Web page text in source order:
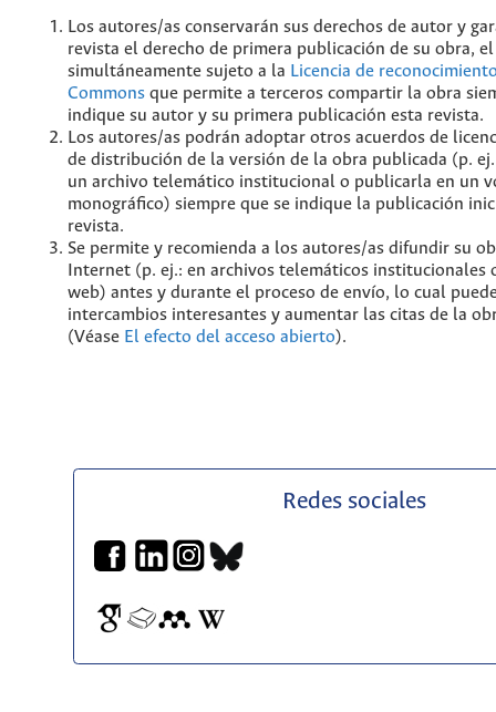
Los autores/as conservarán sus derechos de autor y
revista el derecho de primera publicación de su obra,
simultáneamente sujeto a la Licencia de
Commons que permite a terceros compartir la obra
indique su autor y su primera publicación esta revista.
Los autores/as podrán adoptar otros acuerdos de
de distribución de la versión de la obra publicada (p.
un archivo telemático institucional o publicarla en un
monográfico) siempre que se indique la publicación
revista.
Se permite y recomienda a los autores/as difundir su
Internet (p. ej.: en archivos telemáticos institucionales
web) antes y durante el proceso de envío, lo cual
intercambios interesantes y aumentar las citas de la
(Véase El efecto del acceso abierto).
Redes sociales